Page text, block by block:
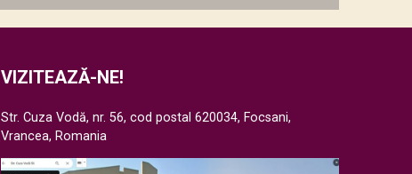
VIZITEAZĂ-NE!
Str. Cuza Vodă, nr. 56, cod postal 620034, Focsani,
Vrancea, Romania